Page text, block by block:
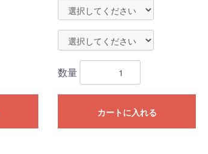
数量
カートに入れる